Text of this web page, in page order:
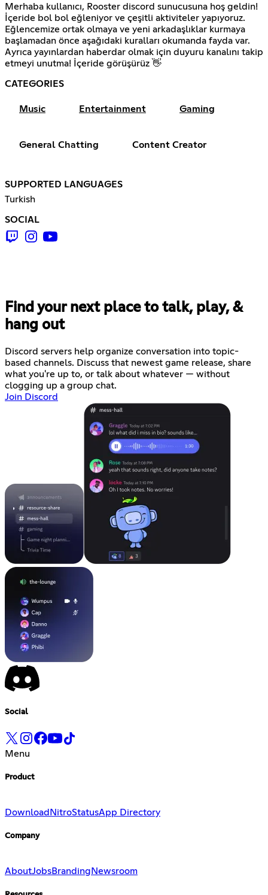
Merhaba kullanıcı, Rooster discord sunucusuna hoş geldin!
İçeride bol bol eğleniyor ve çeşitli aktiviteler yapıyoruz.
Eğlencemize ortak olmaya ve yeni arkadaşlıklar kurmaya
başlamadan önce aşağıdaki kuralları okumanda fayda var.
Ayrıca yayınlardan haberdar olmak için duyuru kanalını takip
etmeyi unutma! İçeride görüşürüz 👋
CATEGORIES
Music Entertainment Gaming
General Chatting Content Creator
SUPPORTED LANGUAGES
Turkish
SOCIAL
Find your next place to talk, play, &
hang out
Discord servers help organize conversation into topic-
based channels. Discuss that newest game release, share
what you're up to, or talk about whatever — without
clogging up a group chat.
Join Discord
Social
Menu
Product
Download NitroStatusApp Directory
Company
AboutJobsBranding Newsroom